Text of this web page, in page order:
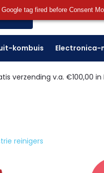
tag fired before Consent
kombuis Electronica-
verzending v.a. €100,00 in
reinigers